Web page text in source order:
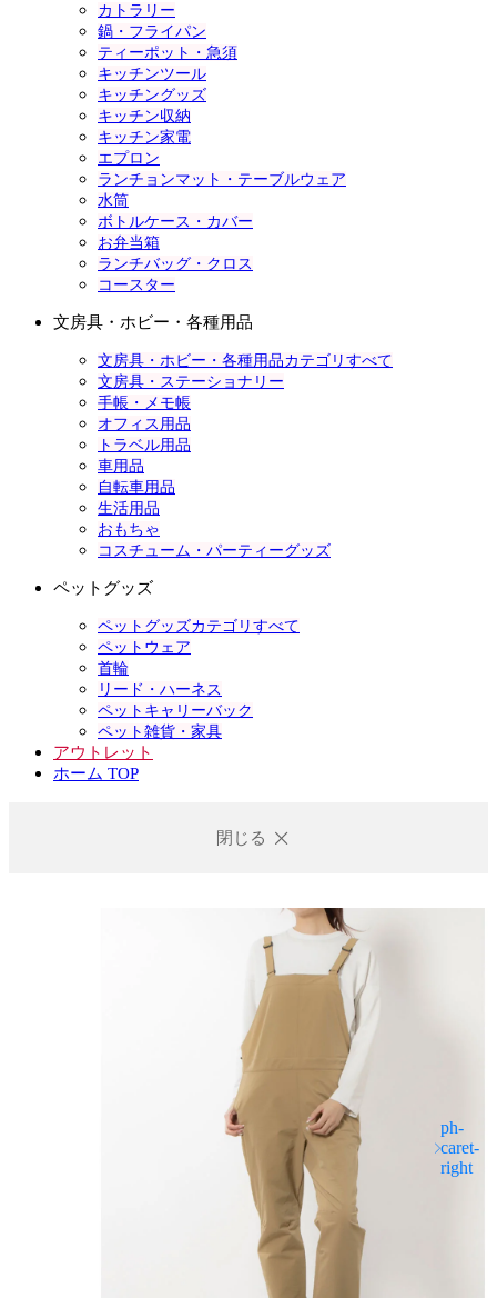
カトラリー
鍋・フライパン
ティーポット・急須
キッチンツール
キッチングッズ
キッチン収納
キッチン家電
エプロン
ランチョンマット・テーブルウェア
水筒
ボトルケース・カバー
お弁当箱
ランチバッグ・クロス
コースター
文房具・ホビー・各種用品
文房具・ホビー・各種用品カテゴリすべて
文房具・ステーショナリー
手帳・メモ帳
オフィス用品
トラベル用品
車用品
自転車用品
生活用品
おもちゃ
コスチューム・パーティーグッズ
ペットグッズ
ペットグッズカテゴリすべて
ペットウェア
首輪
リード・ハーネス
ペットキャリーバック
ペット雑貨・家具
アウトレット
ホーム TOP
閉じる